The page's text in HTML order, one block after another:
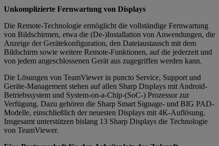
Unkomplizierte Fernwartung von Displays
Die Remote-Technologie ermöglicht die vollständige Fernwartung
von Bildschirmen, etwa die (De-)Installation von Anwendungen, die
Anzeige der Gerätekonfiguration, den Dateiaustausch mit dem
Bildschirm sowie weitere Remote-Funktionen, auf die jederzeit und
von jedem angeschlossenen Gerät aus zugegriffen werden kann.
Die Lösungen von TeamViewer in puncto Service, Support und
Geräte-Management stehen auf allen Sharp Displays mit Android-
Betriebssystem und System-on-a-Chip-(SoC-) Prozessor zur
Verfügung. Dazu gehören die Sharp Smart Signage- und BIG PAD-
Modelle, einschließlich der neuesten Displays mit 4K-Auflösung.
Insgesamt unterstützen bislang 13 Sharp Displays die Technologie
von TeamViewer.